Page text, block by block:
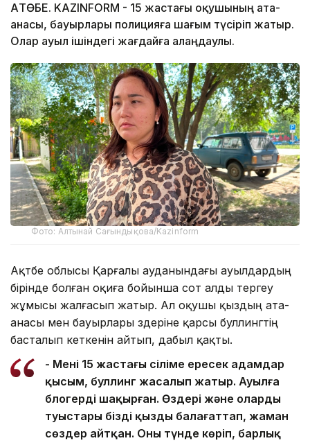
АҚТӨБЕ. KAZINFORM - 15 жастағы оқушының ата-
анасы, бауырлары полицияға шағым түсіріп жатыр.
Олар ауыл ішіндегі жағдайға алаңдаулы.
Фото: Алтынай Сағындықова/Kazinform
Ақтөбе облысы Қарғалы ауданындағы ауылдардың
бірінде болған оқиға бойынша сот алды тергеу
жұмысы жалғасып жатыр. Ал оқушы қыздың ата-
анасы мен бауырлары өздеріне қарсы буллингтің
басталып кеткенін айтып, дабыл қақты.
- Менің 15 жастағы сіңліме ересек адамдар
қысым, буллинг жасалып жатыр. Ауылға
блогерді шақырған. Өздері және олардың
туыстары біздің қызды балағаттап, жаман
сөздер айтқан. Оны түнде көріп, барлық